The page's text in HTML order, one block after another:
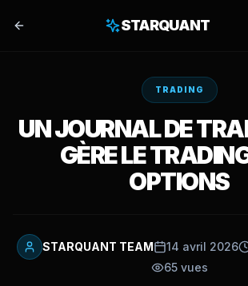
STARQUANT
TRADING
UN JOURNAL DE
GÈRE LE
OPTIONS
STARQUANT TEAM 14 avril 2026
65 vues